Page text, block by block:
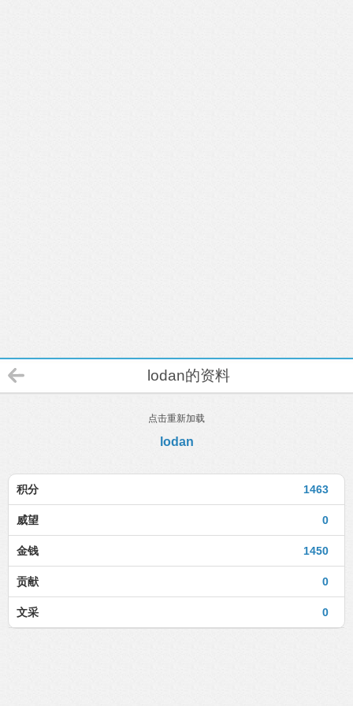
lodan的资料
点击重新加载
lodan
1463
积分
0
威望
1450
金钱
0
贡献
0
文采